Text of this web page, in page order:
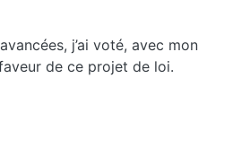
j’ai voté, avec mon
de ce projet de loi.